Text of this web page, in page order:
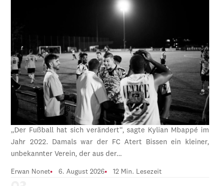
„Der Fußball hat sich verändert“, sagte Kylian Mbappé im
Jahr 2022. Damals war der FC Atert Bissen ein kleiner,
unbekannter Verein, der aus der…
Erwan Nonet 6. August 2026 12 Min. Lesezeit